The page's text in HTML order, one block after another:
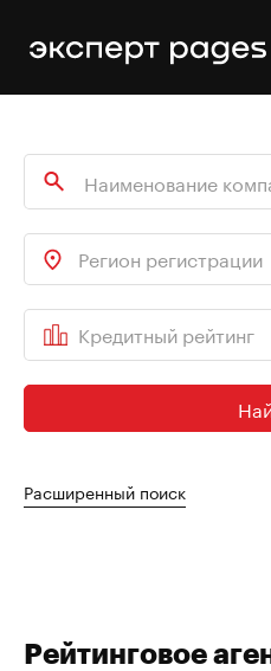
Регион регистрации
Кредитный рейтинг
Расширенный поиск
Рейтинговое